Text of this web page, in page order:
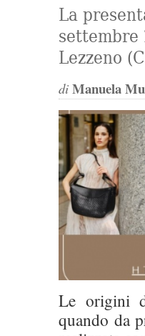
La
settembre
Lezzeno
di Manuela
Le origini
quando da